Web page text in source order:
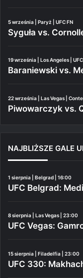
5 września | Paryż | UFC FN
Syguła vs.
19 września | Los Angeles |
Baraniewski vs.
22 września | Las Vegas |
Piwowarczyk vs.
NAJBLIŻSZE GALE
1 sierpnia | Belgrad | 16:00
UFC Belgrad:
8 sierpnia | Las Vegas | 23:00
UFC Vegas:
15 sierpnia | Filadelfia | 23:00
UFC 330: